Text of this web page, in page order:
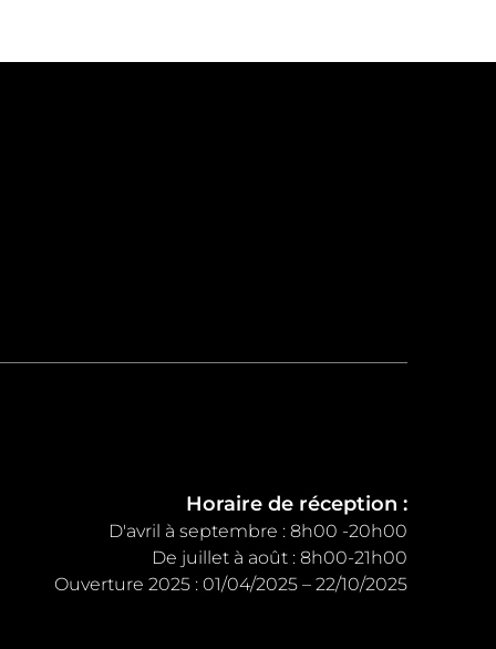
Horaire de réception :
D'avril à septembre : 8h00 -20h00
De juillet à août : 8h00-21h00
Ouverture 2025 : 01/04/2025 – 22/10/2025